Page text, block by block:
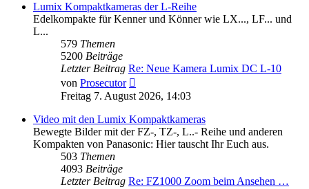
Lumix Kompaktkameras der L-Reihe
Edelkompakte für Kenner und Könner wie LX..., LF... und
L...
579 Themen
5200 Beiträge
Letzter Beitrag Re: Neue Kamera Lumix DC L-10
von Prosecutor
Beitrag
Freitag 7. August 2026, 14:03
Video mit den Lumix Kompaktkameras
Bewegte Bilder mit der FZ-, TZ-, L..- Reihe und anderen
Kompakten von Panasonic: Hier tauscht Ihr Euch aus.
503 Themen
4093 Beiträge
Letzter Beitrag Re: FZ1000 Zoom beim Ansehen …